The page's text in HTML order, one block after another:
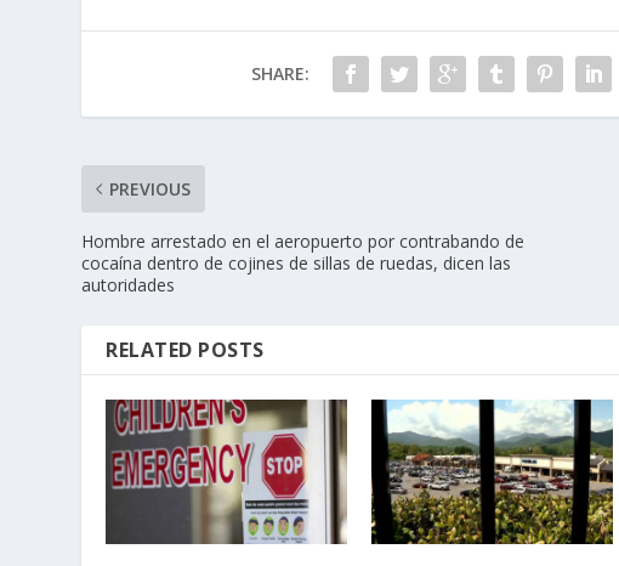
SHARE:
PREVIOUS
Hombre arrestado en el aeropuerto por contrabando de
cocaína dentro de cojines de sillas de ruedas, dicen las
autoridades
RELATED POSTS